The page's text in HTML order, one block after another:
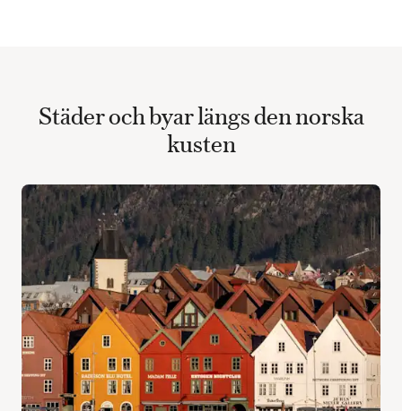
Städer och byar längs den norska
kusten